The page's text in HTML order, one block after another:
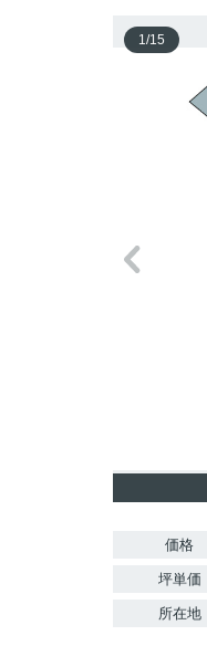
1/15
価格
坪単価
所在地